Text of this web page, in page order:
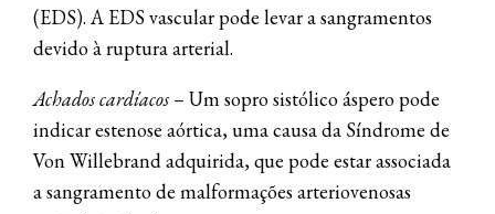
(EDS). A EDS vascular pode levar a sangramentos
devido à ruptura arterial.
Achados cardíacos – Um sopro sistólico áspero pode
indicar estenose aórtica, uma causa da Síndrome de
Von Willebrand adquirida, que pode estar associada
a sangramento de malformações arteriovenosas